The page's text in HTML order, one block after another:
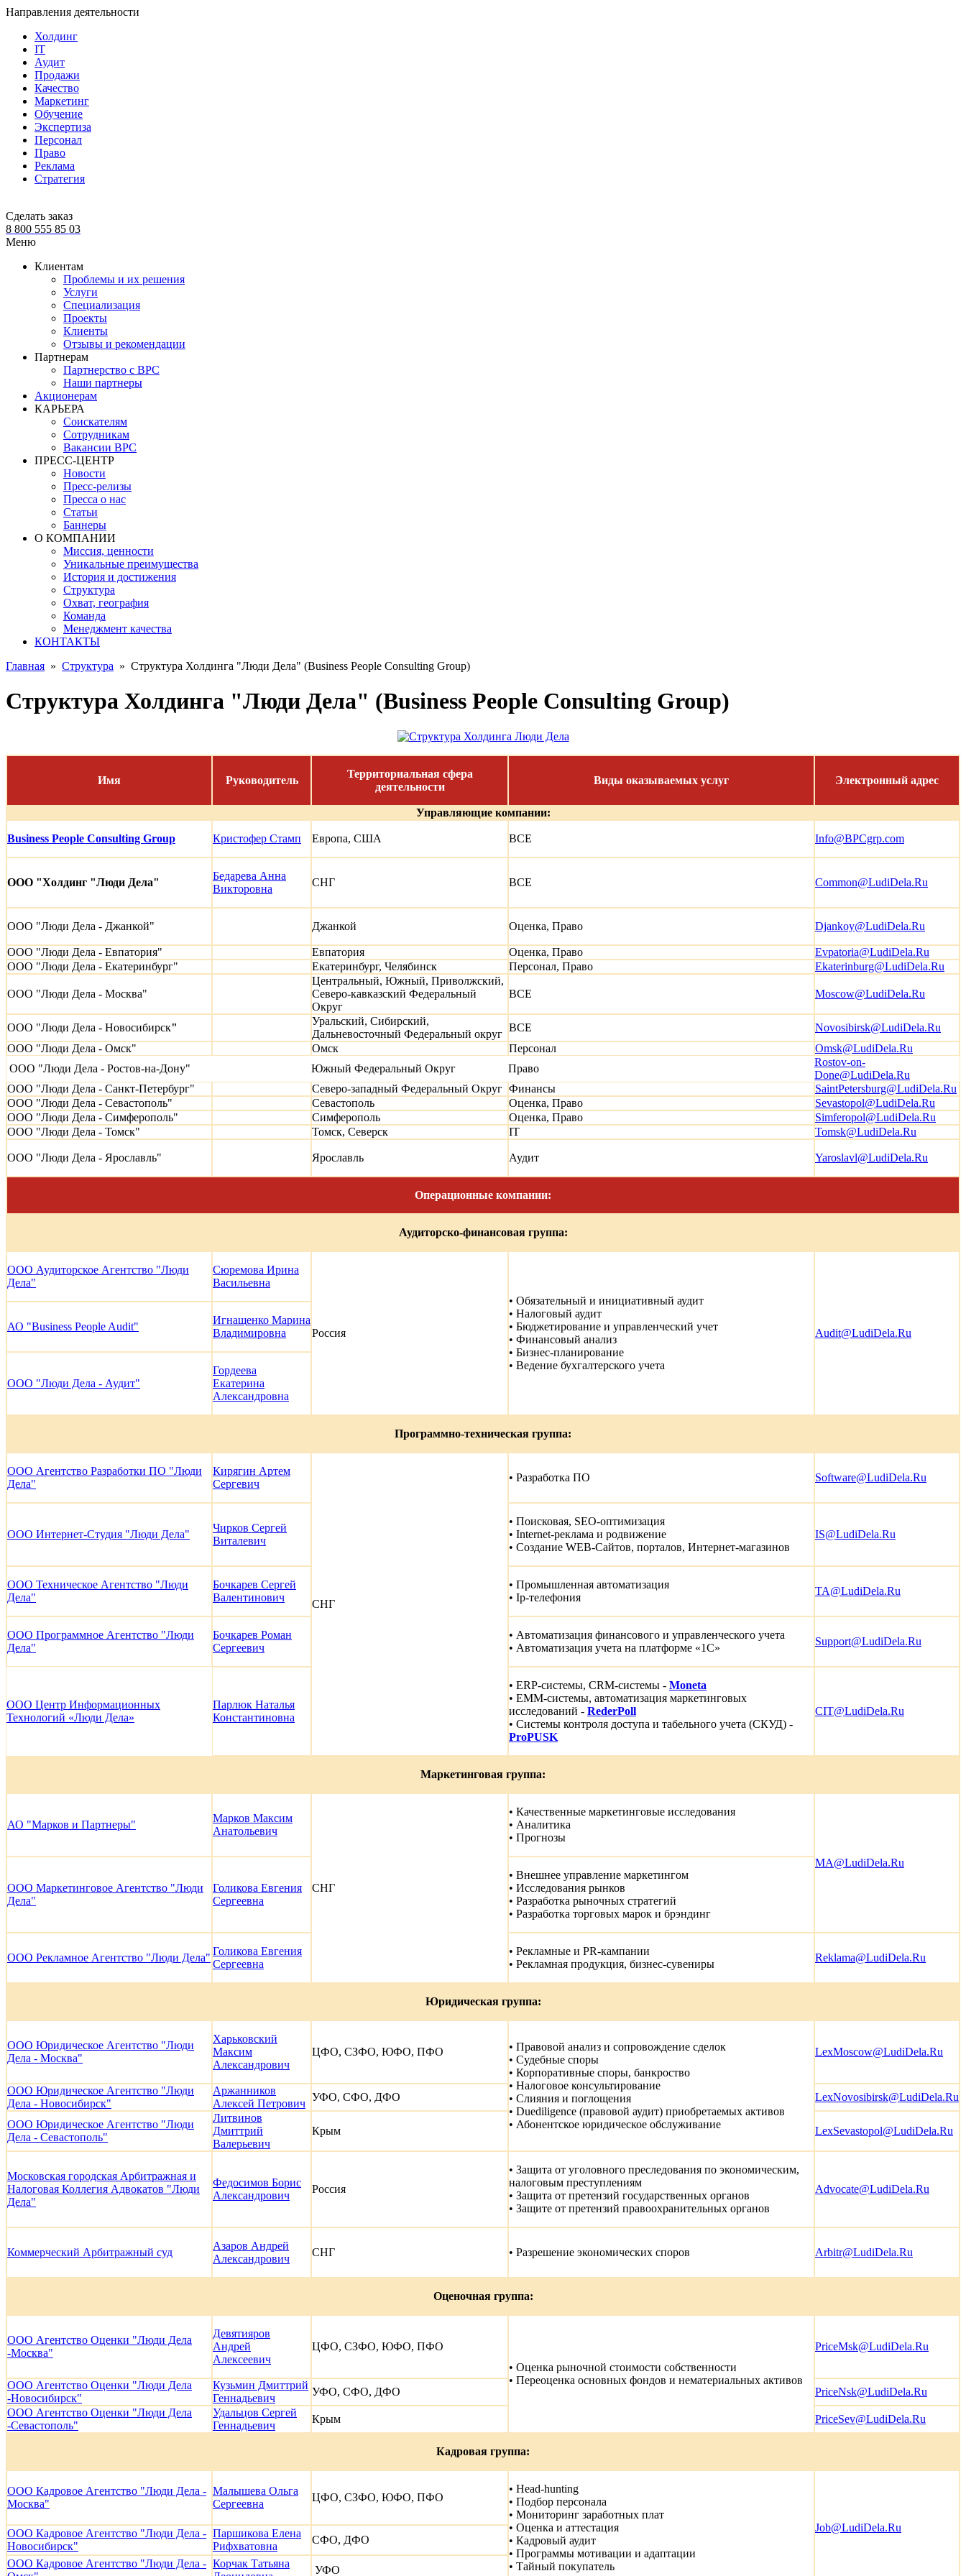
Направления деятельности
Холдинг
IT
Аудит
Продажи
Качество
Маркетинг
Обучение
Экспертиза
Персонал
Право
Реклама
Стратегия
Сделать заказ
8 800 555 85 03
Меню
Клиентам
Проблемы и их решения
Услуги
Специализация
Проекты
Клиенты
Отзывы и рекомендации
Партнерам
Партнерство с BPC
Наши партнеры
Акционерам
КАРЬЕРА
Соискателям
Сотрудникам
Вакансии BPC
ПРЕСС-ЦЕНТР
Новости
Пресс-релизы
Пресса о нас
Статьи
Баннеры
О КОМПАНИИ
Миссия, ценности
Уникальные преимущества
История и достижения
Структура
Охват, география
Команда
Менеджмент качества
КОНТАКТЫ
Главная » Структура » Структура Холдинга "Люди Дела" (Business People Consulting Group)
Структура Холдинга "Люди Дела" (Business People Consulting Group)
Имя Руководитель
Территориальная сфера
деятельности
Виды оказываемых услуг Электронный адрес
Управляющие компании:
Business People Consulting Group Кристофер Стамп Европа, США ВСЕ Info@BPCgrp.com
ООО "Холдинг "Люди Дела"
Бедарева Анна
Викторовна
СНГ ВСЕ Common@LudiDela.Ru
ООО "Люди Дела - Джанкой" Джанкой Оценка, Право Djankoy@LudiDela.Ru
ООО "Люди Дела - Евпатория" Евпатория Оценка, Право
Evpatoria@LudiDela.Ru
ООО "Люди Дела - Екатеринбург"
Екатеринбург, Челябинск Персонал, Право Ekaterinburg@LudiDela.Ru
ООО "Люди Дела - Москва"
Центральный, Южный, Приволжский,
Северо-кавказский Федеральный
Округ
ВСЕ Moscow@LudiDela.Ru
ООО "Люди Дела - Новосибирск"
Уральский, Сибирский,
Дальневосточный Федеральный округ
ВСЕ
Novosibirsk@LudiDela.Ru
ООО "Люди Дела - Омск"
Омск Персонал
Omsk@LudiDela.Ru
ООО "Люди Дела - Ростов-на-Дону"
Южный Федеральный Округ Право
Rostov-on-
Done@LudiDela.Ru
ООО "Люди Дела - Санкт-Петербург"
Северо-западный Федеральный Округ Финансы
SaintPetersburg@LudiDela.Ru
ООО "Люди Дела - Севастополь"
Севастополь Оценка, Право
Sevastopol@LudiDela.Ru
ООО "Люди Дела - Симферополь"
Симферополь Оценка, Право
Simferopol@LudiDela.Ru
ООО "Люди Дела - Томск"
Томск, Северск IT Tomsk@LudiDela.Ru
ООО "Люди Дела - Ярославль" Ярославль Аудит Yaroslavl@LudiDela.Ru
Операционные компании:
Аудиторско-финансовая группа:
ООО Аудиторское Агентство "Люди
Дела"
Сюремова Ирина
Васильевна
Россия
• Обязательный и инициативный аудит
• Налоговый аудит
• Бюджетирование и управленческий учет
• Финансовый анализ
• Бизнес-планирование
• Ведение бухгалтерского учета
Audit@LudiDela.Ru
АО "Business People Audit"
Игнащенко Марина
Владимировна
ООО "Люди Дела - Аудит"
Гордеева
Екатерина
Александровна
Программно-техническая группа:
ООО Агентство Разработки ПО "Люди
Дела"
Кирягин Артем
Сергевич
СНГ
• Разработка ПО Software@LudiDela.Ru
ООО Интернет-Студия "Люди Дела"
Чирков Сергей
Виталевич
• Поисковая, SEO-оптимизация
• Internet-реклама и родвижение
• Создание WEB-Сайтов, порталов, Интернет-магазинов
IS@LudiDela.Ru
ООО Техническое Агентство "Люди
Дела"
Бочкарев Сергей
Валентинович
• Промышленная автоматизация
• Ip-телефония
TA@LudiDela.Ru
ООО Программное Агентство "Люди
Дела"
Бочкарев Роман
Сергеевич
• Автоматизация финансового и управленческого учета
• Автоматизация учета на платформе «1С»
Support@LudiDela.Ru
ООО Центр Информационных
Технологий «Люди Дела»
Парлюк Наталья
Константиновна
• ERP-системы, CRM-системы - Moneta
• EMM-системы, автоматизация маркетинговых
исследований - RederPoll
• Системы контроля доступа и табельного учета (СКУД) -
ProPUSK
CIT@LudiDela.Ru
Маркетинговая группа:
АО "Марков и Партнеры"
Марков Максим
Анатольевич
СНГ
• Качественные маркетинговые исследования
• Аналитика
• Прогнозы
MA@LudiDela.Ru
ООО Маркетинговое Агентство "Люди
Дела"
Голикова Евгения
Сергеевна
• Внешнее управление маркетингом
• Исследования рынков
• Разработка рыночных стратегий
• Разработка торговых марок и брэндинг
ООО Рекламное Агентство "Люди Дела"
Голикова Евгения
Сергеевна
• Рекламные и PR-кампании
• Рекламная продукция, бизнес-сувениры
Reklama@LudiDela.Ru
Юридическая группа:
ООО Юридическое Агентство "Люди
Дела - Москва"
Харьковский
Максим
Александрович
ЦФО, СЗФО, ЮФО, ПФО
• Правовой анализ и сопровождение сделок
• Судебные споры
• Корпоративные споры, банкроство
• Налоговое консультирование
• Слияния и поглощения
• Duediligence (правовой аудит) приобретаемых активов
• Абонентское юридическое обслуживание
LexMoscow@LudiDela.Ru
ООО Юридическое Агентство "Люди
Дела - Новосибирск"
Аржанников
Алексей Петрович
УФО, СФО, ДФО LexNovosibirsk@LudiDela.Ru
ООО Юридическое Агентство "Люди
Дела - Севастополь"
Литвинов
Дмиттрий
Валерьевич
Крым LexSevastopol@LudiDela.Ru
Московская городская Арбитражная и
Налоговая Коллегия Адвокатов "Люди
Дела"
Федосимов Борис
Александрович
Россия
• Защита от уголовного преследования по экономическим,
налоговым преступлениям
• Защита от претензий государственных органов
• Защите от претензий правоохранительных органов
Advoсate@LudiDela.Ru
Коммерческий Арбитражный суд
Азаров Андрей
Александрович
СНГ • Разрешение экономических споров Arbitr@LudiDela.Ru
Оценочная группа:
ООО Агентство Оценки "Люди Дела
-Москва"
Девятияров
Андрей
Алексеевич
ЦФО, СЗФО, ЮФО, ПФО
• Оценка рыночной стоимости собственности
• Переоценка основных фондов и нематериальных активов
PriceMsk@LudiDela.Ru
ООО Агентство Оценки "Люди Дела
-Новосибирск"
Кузьмин Дмиттрий
Геннадьевич
УФО, СФО, ДФО
PriceNsk@LudiDela.Ru
ООО Агентство Оценки "Люди Дела
-Севастополь"
Удальцов Сергей
Геннадьевич
Крым PriceSev@LudiDela.Ru
Кадровая группа:
ООО Кадровое Агентство "Люди Дела -
Москва"
Малышева Ольга
Сергеевна
ЦФО, СЗФО, ЮФО, ПФО
• Head-hunting
• Подбор персонала
• Мониторинг заработных плат
• Оценка и аттестация
• Кадровый аудит
• Программы мотивации и адаптации
• Тайный покупатель
Job@LudiDela.Ru
ООО Кадровое Агентство "Люди Дела -
Новосибирск"
Паршикова Елена
Рифхватовна
СФО, ДФО
ООО Кадровое Агентство "Люди Дела - Корчак Татьяна
УФО